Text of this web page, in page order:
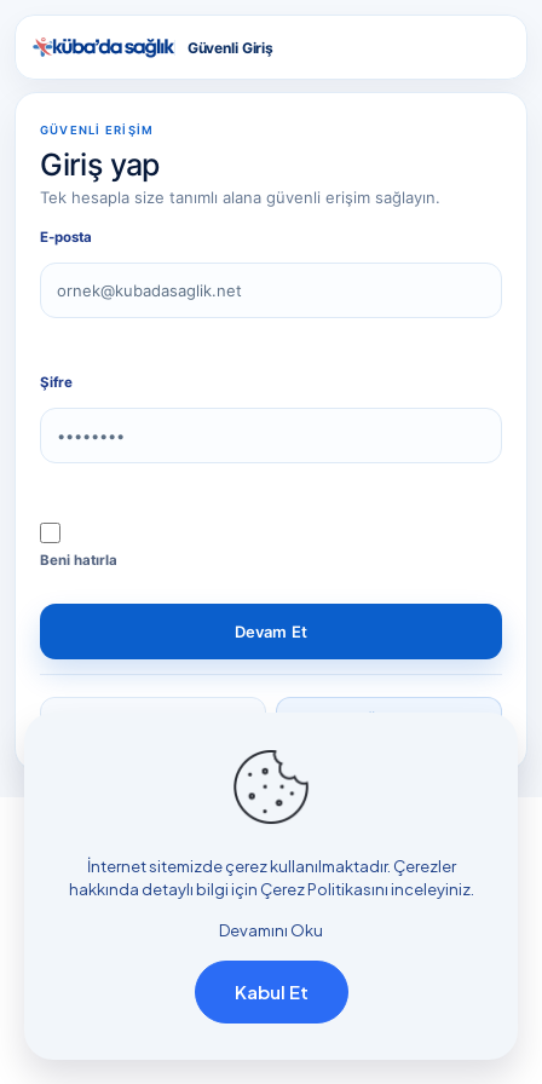
Güvenli Giriş
GÜVENLİ ERİŞİM
Giriş yap
Tek hesapla size tanımlı alana güvenli erişim sağlayın.
E-posta
Şifre
Beni hatırla
Devam Et
İnternet sitemizde çerez kullanılmaktadır. Çerezler
hakkında detaylı bilgi için Çerez Politikasınıinceleyiniz.
Devamını Oku
Kabul Et